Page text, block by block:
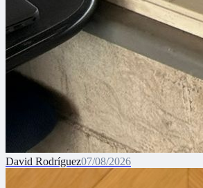
David Rodríguez07/08/2026